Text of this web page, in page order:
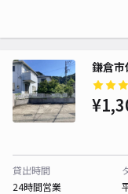
鎌倉市
貸出時間
24時間営業